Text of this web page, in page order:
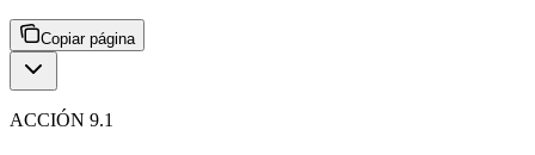
Copiar página
ACCIÓN 9.1